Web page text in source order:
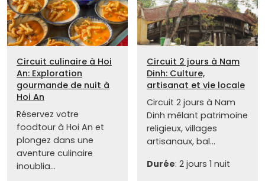
Circuit culinaire à Hoi
An: Exploration
gourmande de nuit à
Hoi An
Réservez votre
foodtour à Hoi An et
plongez dans une
aventure culinaire
inoublia...
Circuit 2 jours à Nam
Dinh: Culture,
artisanat et vie locale
Circuit 2 jours à Nam
Dinh mêlant patrimoine
religieux, villages
artisanaux, bal...
Durée: 2 jours 1 nuit